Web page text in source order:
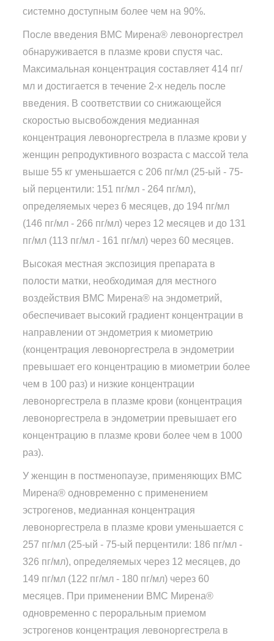
системно доступным более чем на 90%.
После введения ВМС Мирена® левоноргестрел
обнаруживается в плазме крови спустя час.
Максимальная концентрация составляет 414 пг/
мл и достигается в течение 2-х недель после
введения. В соответствии со снижающейся
скоростью высвобождения медианная
концентрация левоноргестрела в плазме крови у
женщин репродуктивного возраста с массой тела
выше 55 кг уменьшается с 206 пг/мл (25-ый - 75-
ый перцентили: 151 пг/мл - 264 пг/мл),
определяемых через 6 месяцев, до 194 пг/мл
(146 пг/мл - 266 пг/мл) через 12 месяцев и до 131
пг/мл (113 пг/мл - 161 пг/мл) через 60 месяцев.
Высокая местная экспозиция препарата в
полости матки, необходимая для местного
воздействия ВМС Мирена® на эндометрий,
обеспечивает высокий градиент концентрации в
направлении от эндометрия к миометрию
(концентрация левоноргестрела в эндометрии
превышает его концентрацию в миометрии более
чем в 100 раз) и низкие концентрации
левоноргестрела в плазме крови (концентрация
левоноргестрела в эндометрии превышает его
концентрацию в плазме крови более чем в 1000
раз).
У женщин в постменопаузе, применяющих ВМС
Мирена® одновременно с применением
эстрогенов, медианная концентрация
левоноргестрела в плазме крови уменьшается с
257 пг/мл (25-ый - 75-ый перцентили: 186 пг/мл -
326 пг/мл), определяемых через 12 месяцев, до
149 пг/мл (122 пг/мл - 180 пг/мл) через 60
месяцев. При применении ВМС Мирена®
одновременно с пероральным приемом
эстрогенов концентрация левоноргестрела в